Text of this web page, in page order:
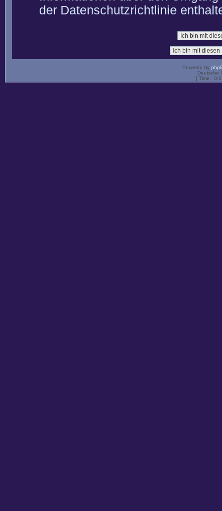
der Datenschutzrichtlinie
Powered by
Deutsche
[ Time :